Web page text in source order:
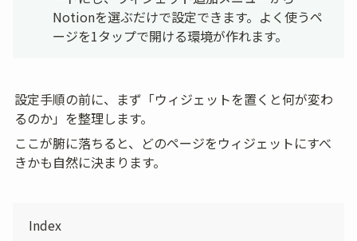
Notionを選ぶだけで設定できます。よく使うペ
ージを1タップで開ける環境が作れます。
設定手順の前に、まず「ウィジェットを置くと何が変わ
るのか」を整理します。
ここが腑に落ちると、どのページをウィジェットにすべ
きかも自然に決まります。
Index